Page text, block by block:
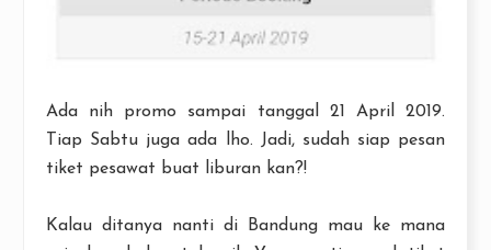
Ada nih promo sampai tanggal 21 April 2019.
Tiap Sabtu juga ada lho. Jadi, sudah siap pesan
tiket pesawat buat liburan kan?!
Kalau ditanya nanti di Bandung mau ke mana